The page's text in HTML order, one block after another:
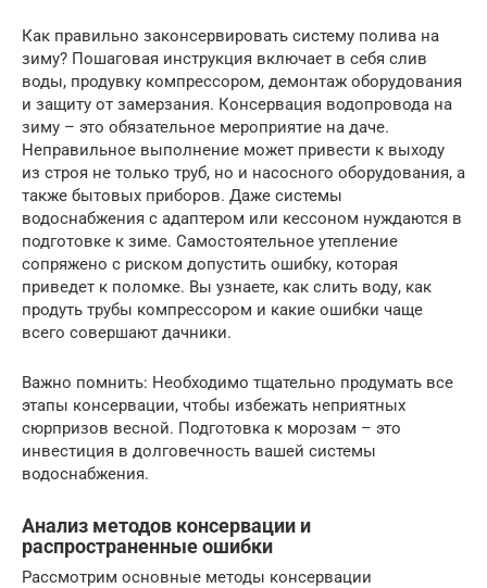
Как правильно законсервировать систему полива на
зиму? Пошаговая инструкция включает в себя слив
воды, продувку компрессором, демонтаж оборудования
и защиту от замерзания. Консервация водопровода на
зиму – это обязательное мероприятие на даче.
Неправильное выполнение может привести к выходу
из строя не только труб, но и насосного оборудования, а
также бытовых приборов. Даже системы
водоснабжения с адаптером или кессоном нуждаются в
подготовке к зиме. Самостоятельное утепление
сопряжено с риском допустить ошибку, которая
приведет к поломке. Вы узнаете, как слить воду, как
продуть трубы компрессором и какие ошибки чаще
всего совершают дачники.
Важно помнить: Необходимо тщательно продумать все
этапы консервации, чтобы избежать неприятных
сюрпризов весной. Подготовка к морозам – это
инвестиция в долговечность вашей системы
водоснабжения.
Анализ методов консервации и
распространенные ошибки
Рассмотрим основные методы консервации